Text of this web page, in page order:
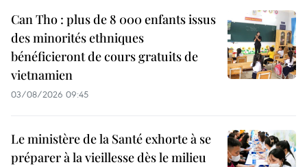
Can Tho : plus de 8 000 enfants issus
des minorités ethniques
bénéficieront de cours gratuits de
vietnamien
03/08/2026 09:45
Le ministère de la Santé exhorte à se
préparer à la vieillesse dès le milieu